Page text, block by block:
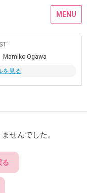
MENU
Ogawa
を見る
せんでした。
る